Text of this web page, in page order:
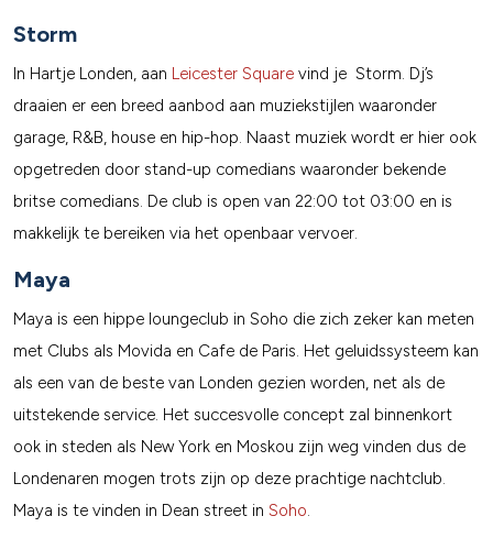
Storm
In Hartje Londen, aan Leicester Square vind je Storm. Dj’s
draaien er een breed aanbod aan muziekstijlen waaronder
garage, R&B, house en hip-hop. Naast muziek wordt er hier ook
opgetreden door stand-up comedians waaronder bekende
britse comedians. De club is open van 22:00 tot 03:00 en is
makkelijk te bereiken via het openbaar vervoer.
Maya
Maya is een hippe loungeclub in Soho die zich zeker kan meten
met Clubs als Movida en Cafe de Paris. Het geluidssysteem kan
als een van de beste van Londen gezien worden, net als de
uitstekende service. Het succesvolle concept zal binnenkort
ook in steden als New York en Moskou zijn weg vinden dus de
Londenaren mogen trots zijn op deze prachtige nachtclub.
Maya is te vinden in Dean street in Soho.